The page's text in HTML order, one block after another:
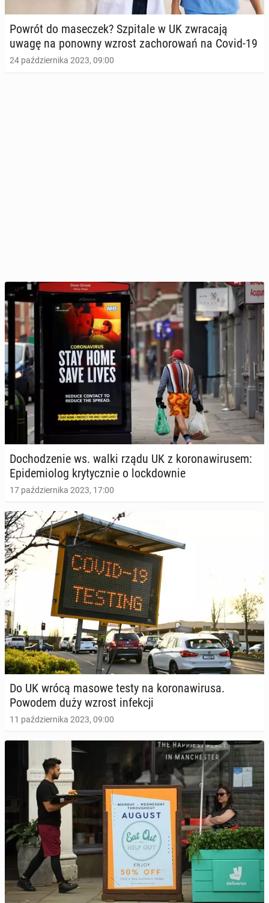
Powrót do ma­se­czek? Szpi­ta­le w UK zwra­ca­ją
uwagę na ponowny wzrost za­cho­ro­wań na Covid-19
24 października 2023, 09:00
Do­cho­dze­nie ws. walki rządu UK z ko­ro­na­wi­ru­sem:
Epi­de­mio­log kry­tycz­nie o lock­dow­nie
17 października 2023, 17:00
Do UK wrócą masowe testy na ko­ro­na­wi­ru­sa.
Powodem duży wzrost in­fek­cji
11 października 2023, 09:00